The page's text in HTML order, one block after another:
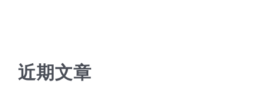
近期文章